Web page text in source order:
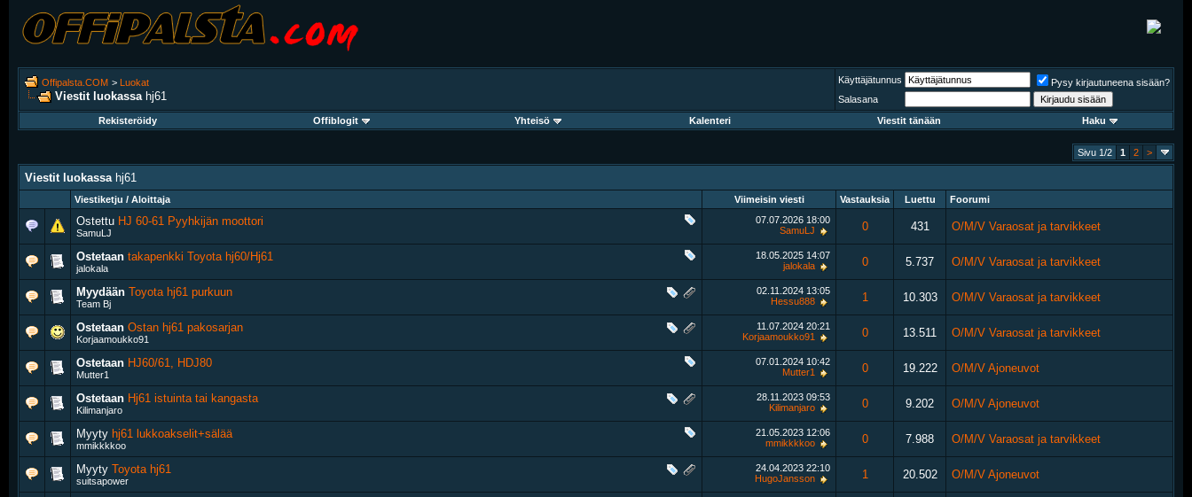
Offipalsta.COM > Luokat
Viestit luokassa hj61
Käyttäjätunnus
Pysy kirjautuneena sisään?
Salasana
Rekisteröidy
Offiblogit Yhteisö Kalenteri Viestit tänään Haku
Sivu 1/2 1 2 >
Viestit luokassa hj61
Viestiketju / Aloittaja Viimeisin viesti Vastauksia Luettu Foorumi
Ostettu HJ 60-61 Pyyhkijän moottori
SamuLJ
07.07.2026 18:00
SamuLJ
0 431 O/M/V Varaosat ja tarvikkeet
Ostetaan takapenkki Toyota hj60/Hj61
jalokala
18.05.2025 14:07
jalokala
0 5.737 O/M/V Varaosat ja tarvikkeet
Myydään Toyota hj61 purkuun
Team Bj
02.11.2024 13:05
Hessu888
1 10.303 O/M/V Varaosat ja tarvikkeet
Ostetaan Ostan hj61 pakosarjan
Korjaamoukko91
11.07.2024 20:21
Korjaamoukko91
0 13.511 O/M/V Varaosat ja tarvikkeet
Ostetaan HJ60/61, HDJ80
Mutter1
07.01.2024 10:42
Mutter1
0 19.222 O/M/V Ajoneuvot
Ostetaan Hj61 istuinta tai kangasta
Kilimanjaro
28.11.2023 09:53
Kilimanjaro
0 9.202 O/M/V Ajoneuvot
Myyty hj61 lukkoakselit+sälää
mmikkkkoo
21.05.2023 12:06
mmikkkkoo
0 7.988 O/M/V Varaosat ja tarvikkeet
Myyty Toyota hj61
suitsapower
24.04.2023 22:10
HugoJansson
1 20.502 O/M/V Ajoneuvot